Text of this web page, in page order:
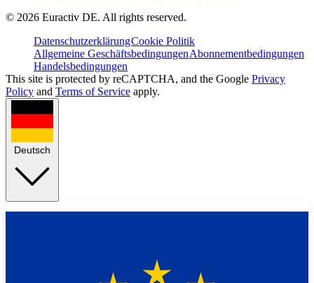
© 2026 Euractiv DE. All rights reserved.
DatenschutzerklärungCookie Politik
Allgemeine GeschäftsbedingungenAbonnementbedingungen
Handelsbedingungen
This site is protected by reCAPTCHA, and the Google Privacy
Policy and Terms of Service apply.
Deutsch